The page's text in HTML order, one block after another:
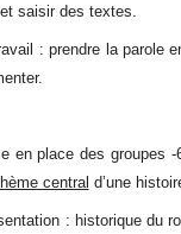
saisir des textes.
: prendre la parole
en place des groupes -
central d’une
: historique du